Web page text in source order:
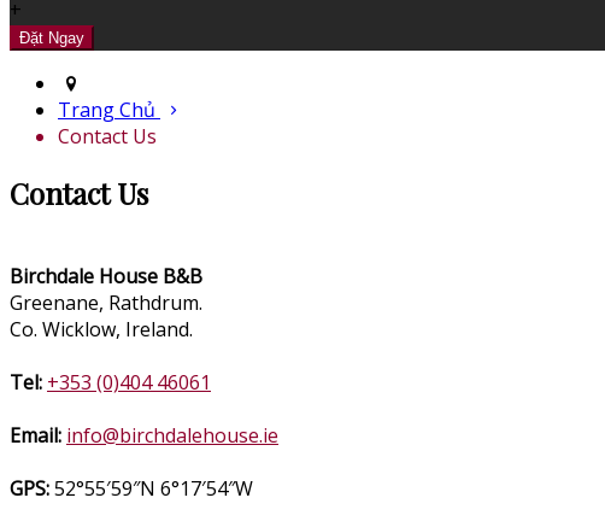
+
Trang Chủ
Contact Us
Contact Us
Birchdale House B&B
Greenane, Rathdrum.
Co. Wicklow, Ireland.
Tel: +353 (0)404 46061
Email: info@birchdalehouse.ie
GPS:52°55′59″N 6°17′54″W